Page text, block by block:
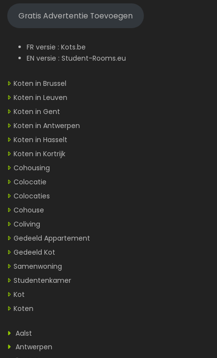
Gratis Advertentie Toevoegen
FR versie : Kots.be
EN versie : Student-Rooms.eu
Koten in Brussel
Koten in Leuven
Koten in Gent
Koten in Antwerpen
Koten in Hasselt
Koten in Kortrijk
Cohousing
Colocatie
Colocaties
Cohouse
Coliving
Gedeeld Appartement
Gedeeld Kot
Samenwoning
Studentenkamer
Kot
Koten
Aalst
Antwerpen